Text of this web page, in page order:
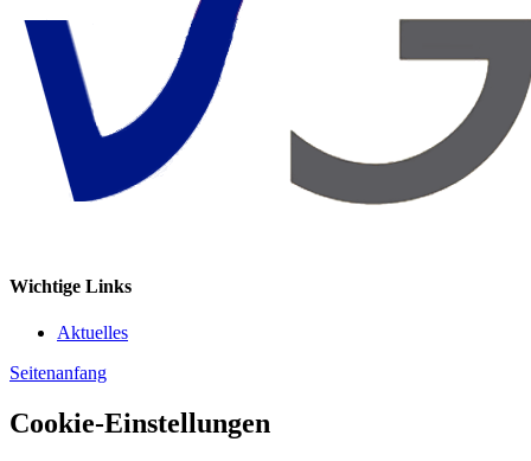
Wichtige Links
Aktuelles
Seitenanfang
Cookie-Einstellungen